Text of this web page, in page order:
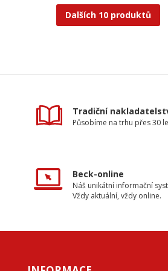
Dalších 10 produktů
Tradiční
Působíme na trhu přes 30
Beck-online
Náš unikátní informační
Vždy aktuální, vždy online.